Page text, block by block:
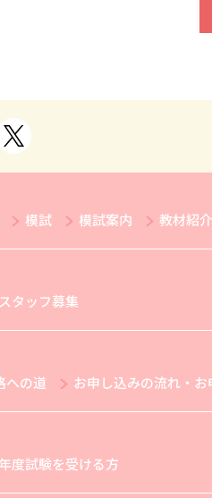
模試 模試案内 教材紹介
スタッフ募集
への道
お申し込みの流れ・
度試験を受ける方